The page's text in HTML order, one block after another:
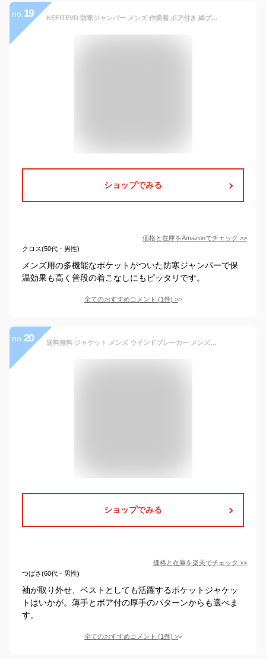
no. 19 KEFITEVD 防寒ジャンパー メンズ 作業着 ボア付き 綿ブルゾン 保温 ジャケット メンズ カジュアルジャケット ポケット付き 登山用 スキーウェア カーキ JP S
ショップでみる
価格と在庫をAmazonでチェック >>
クロス(50代・男性)
メンズ用の多機能なポケットがついた防寒ジャンパーで保
温効果も高く普段の着こなしにもピッタリです。
全てのおすすめコメント (1件) >
no. 20 送料無料 ジャケット メンズ ウインドブレーカー メンズジャケット ベスト 1着2way 薄手 厚手 裏起毛 ポケット多い 防寒 防風 メンズファッション フード付き 秋冬 冬物 カジュアル M~4XL
ショップでみる
価格と在庫を楽天でチェック >>
つばさ(60代・男性)
袖が取り外せ、ベストとしても活躍するポケットジャケッ
トはいかが。薄手とボア付の厚手のパターンからも選べま
す。
全てのおすすめコメント (1件) >